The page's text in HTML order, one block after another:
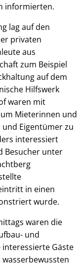
informierten.
lag auf den
privaten
aus
zum Beispiel
auf dem
Hilfswerk
waren mit
Mieterinnen und
Eigentümer zu
interessiert
Besucher unter
in einen
wurde.
waren die
und
interessierte Gäste